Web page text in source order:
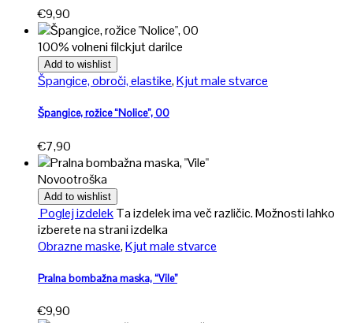
€9,90
100% volneni filckjut darilce
Add to wishlist
Špangice, obroči, elastike,Kjut male stvarce
Špangice, rožice “Nolice”, 00
€7,90
Novootroška
Add to wishlist
Poglej izdelekTa izdelek ima več različic. Možnosti lahko
izberete na strani izdelka
Obrazne maske,Kjut male stvarce
Pralna bombažna maska, “Vile”
€9,90